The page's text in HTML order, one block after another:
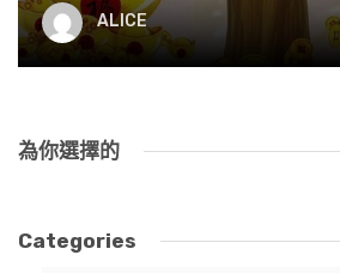
在分手的場合中，最能看出夫妻緣
涕，這代表這場夫妻恩惠還沒還清
「債」也還沒還清，來世相逢還是
ALICE
為你選擇的
Categories